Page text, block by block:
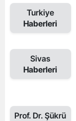
Turkiye
Haberleri
Sivas
Haberleri
Prof. Dr. Şükrü